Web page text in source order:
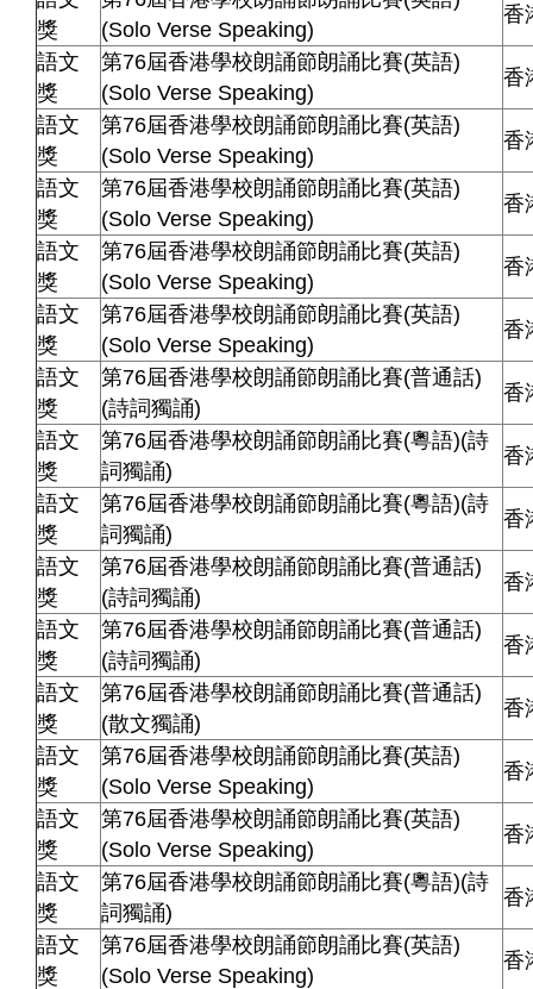
獎
(Solo Verse Speaking)
香
語文
獎
第76屆香港學校朗誦節朗誦比賽(英語)
(Solo Verse Speaking)
香
語文
獎
第76屆香港學校朗誦節朗誦比賽(英語)
(Solo Verse Speaking)
香
語文
獎
第76屆香港學校朗誦節朗誦比賽(英語)
(Solo Verse Speaking)
香
語文
獎
第76屆香港學校朗誦節朗誦比賽(英語)
(Solo Verse Speaking)
香
語文
獎
第76屆香港學校朗誦節朗誦比賽(英語)
(Solo Verse Speaking)
香
語文
獎
第76屆香港學校朗誦節朗誦比賽(普通話)
(詩詞獨誦)
香
語文
獎
第76屆香港學校朗誦節朗誦比賽(粵語)(詩
詞獨誦)
香
語文
獎
第76屆香港學校朗誦節朗誦比賽(粵語)(詩
詞獨誦)
香
語文
獎
第76屆香港學校朗誦節朗誦比賽(普通話)
(詩詞獨誦)
香
語文
獎
第76屆香港學校朗誦節朗誦比賽(普通話)
(詩詞獨誦)
香
語文
獎
第76屆香港學校朗誦節朗誦比賽(普通話)
(散文獨誦)
香
語文
獎
第76屆香港學校朗誦節朗誦比賽(英語)
(Solo Verse Speaking)
香
語文
獎
第76屆香港學校朗誦節朗誦比賽(英語)
(Solo Verse Speaking)
香
語文
獎
第76屆香港學校朗誦節朗誦比賽(粵語)(詩
詞獨誦)
香
語文
獎
第76屆香港學校朗誦節朗誦比賽(英語)
(Solo Verse Speaking)
香